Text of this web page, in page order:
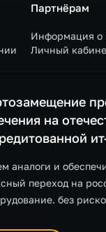
Партнёрам
Информация о
Личный
на
аналоги и
переход на
без